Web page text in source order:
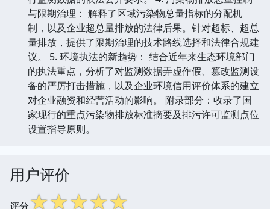
与限期治理： 解释了区域污染物总量指标的分配机
制，以及企业超总量排放的法律后果。针对超标、超总
量排放，提供了限期治理的技术路线选择和法律合规建
议。 5. 环境执法的新趋势： 结合近年来生态环境部门
的执法重点，分析了对监测数据弄虚作假、篡改监测设
备的严厉打击措施，以及企业环境信用评价体系的建立
对企业融资和经营活动的影响。 附录部分：收录了国
家现行的重点污染物排放标准摘要及排污许可监测点位
设置指导原则。
用户评价
评分☆☆☆☆☆